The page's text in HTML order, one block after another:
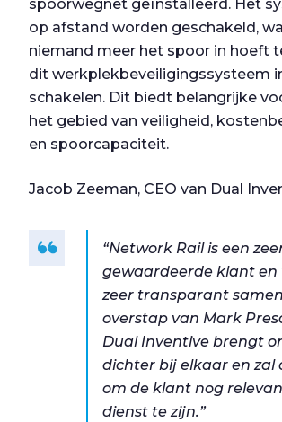
spoorwegnet geïnstalleerd. Het
op afstand worden geschakeld,
niemand meer het spoor in hoeft
dit werkplekbeveiligingssysteem
schakelen. Dit biedt belangrijke
het gebied van veiligheid,
en spoorcapaciteit.
Jacob Zeeman, CEO van Dual
“Network Rail is een
gewaardeerde klant en
zeer transparant
overstap van Mark
Dual Inventive brengt
dichter bij elkaar en zal
om de klant nog
dienst te zijn.”